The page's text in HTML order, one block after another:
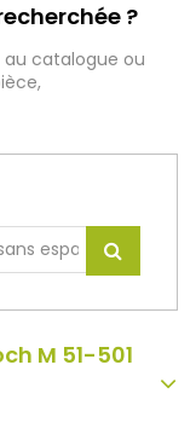
?
catalogue ou
M 51-501